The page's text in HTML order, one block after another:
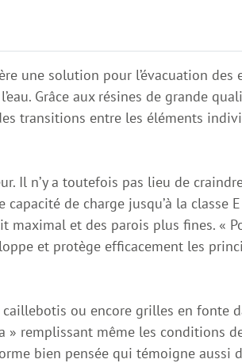
une solution pour l’évacuation des
Grâce aux résines de grande
transitions entre les éléments
Il n’y a toutefois pas lieu de
de charge jusqu’à la classe
et des parois plus fines. «
et protège efficacement les
ou encore grilles en fonte
» remplissant même les conditions
bien pensée qui témoigne aussi